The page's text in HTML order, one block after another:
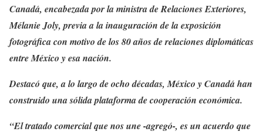
Canadá, encabezada por la ministra de Relaciones Exteriores,
Mélanie Joly, previa a la inauguración de la exposición
fotográfica con motivo de los 80 años de relaciones diplomáticas
entre México y esa nación.
Destacó que, a lo largo de ocho décadas, México y Canadá han
construido una sólida plataforma de cooperación económica.
“El tratado comercial que nos une -agregó-, es un acuerdo que